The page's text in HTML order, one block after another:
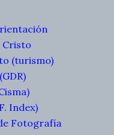
Cristo
(turismo)
Index)
Fotografía